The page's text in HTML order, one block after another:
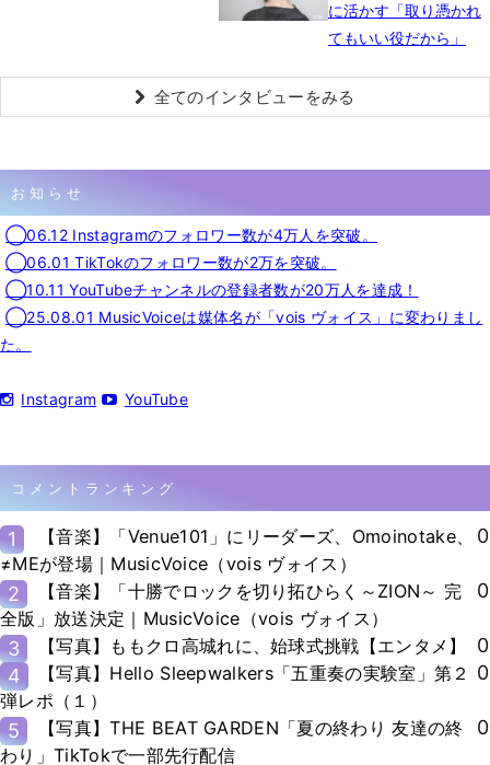
に活かす「取り憑かれ
てもいい役だから」
全てのインタビューをみる
お知らせ
◯06.12 Instagramのフォロワー数が4万人を突破。
◯06.01 TikTokのフォロワー数が2万を突破。
◯10.11 YouTubeチャンネルの登録者数が20万人を達成！
◯25.08.01 MusicVoiceは媒体名が「vois ヴォイス」に変わりまし
た。
Instagram YouTube
コメントランキング
1
【音楽】「Venue101」にリーダーズ、Omoinotake、
≠MEが登場｜MusicVoice（vois ヴォイス）
0
2
【音楽】「十勝でロックを切り拓ひらく～ZION～ 完
全版」放送決定｜MusicVoice（vois ヴォイス）
0
3 【写真】ももクロ高城れに、始球式挑戦【エンタメ】
0
4
【写真】Hello Sleepwalkers「五重奏の実験室」第２
弾レポ（１）
0
5
【写真】THE BEAT GARDEN「夏の終わり 友達の終
わり」TikTokで一部先行配信
0